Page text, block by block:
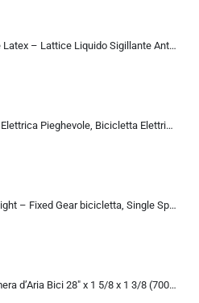
PMP Orange Latex – Lattice Liquido Sigillante Antiforatura per Coperture Tubeless MTB e STRADA. La Tua Assicurazione Contro l
ENGWE Bici Elettrica Pieghevole, Bicicletta Elettrica da 48V 13Ah Batteria Rimovibile, Autonomia di 50-120 km E-bike，20″×4.0″ Fat Tire 7 Velocità ebike da per Ogni Terreno
FabricBike Light – Fixed Gear bicicletta, Single Speed Fixie completa mozzo, Telaio in alluminio e forcella, ruote 28, 6 c…
On Bike Camera d’Aria Bici 28″ x 1 5/8 x 1 3/8 (700×35-42c) – E.T.R.T.O. 37-622, Alta Resistenza e Tenuta, Compatibile con Pn